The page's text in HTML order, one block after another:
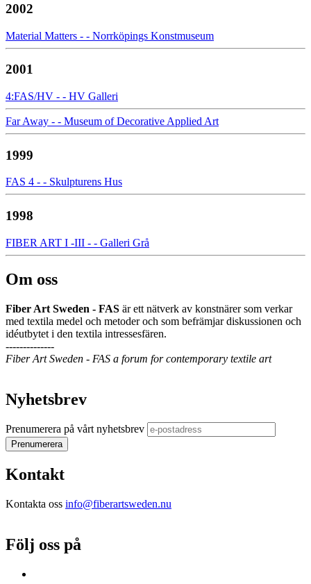
2002
Material Matters - - Norrköpings Konstmuseum
2001
4:FAS/HV - - HV Galleri
Far Away - - Museum of Decorative Applied Art
1999
FAS 4 - - Skulpturens Hus
1998
FIBER ART I -III - - Galleri Grå
Om oss
Fiber Art Sweden - FAS är ett nätverk av konstnärer som verkar
med textila medel och metoder och som befrämjar diskussionen och
idéutbytet i den textila intressesfären.
--------------
Fiber Art Sweden - FAS a forum for contemporary textile art
Nyhetsbrev
Prenumerera på vårt nyhetsbrev
Kontakt
Kontakta oss info@fiberartsweden.nu
Följ oss på